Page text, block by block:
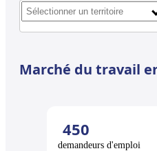
Marché du travail
450
demandeurs d'emploi